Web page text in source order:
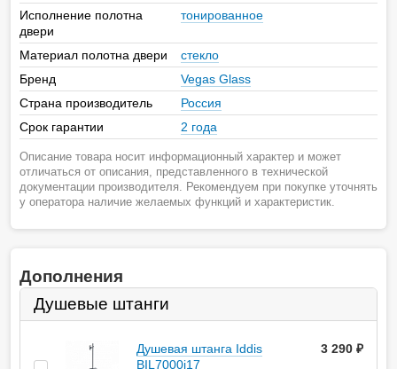
Исполнение полотна
двери
тонированное
Материал полотна двери
стекло
Бренд
Vegas Glass
Страна производитель
Россия
Срок гарантии
2 года
Описание товара носит информационный характер и может
отличаться от описания, представленного в технической
документации производителя. Рекомендуем при покупке уточнять
у оператора наличие желаемых функций и характеристик.
Дополнения
Душевые штанги
Душевая штанга Iddis
BIL7000i17
3 290